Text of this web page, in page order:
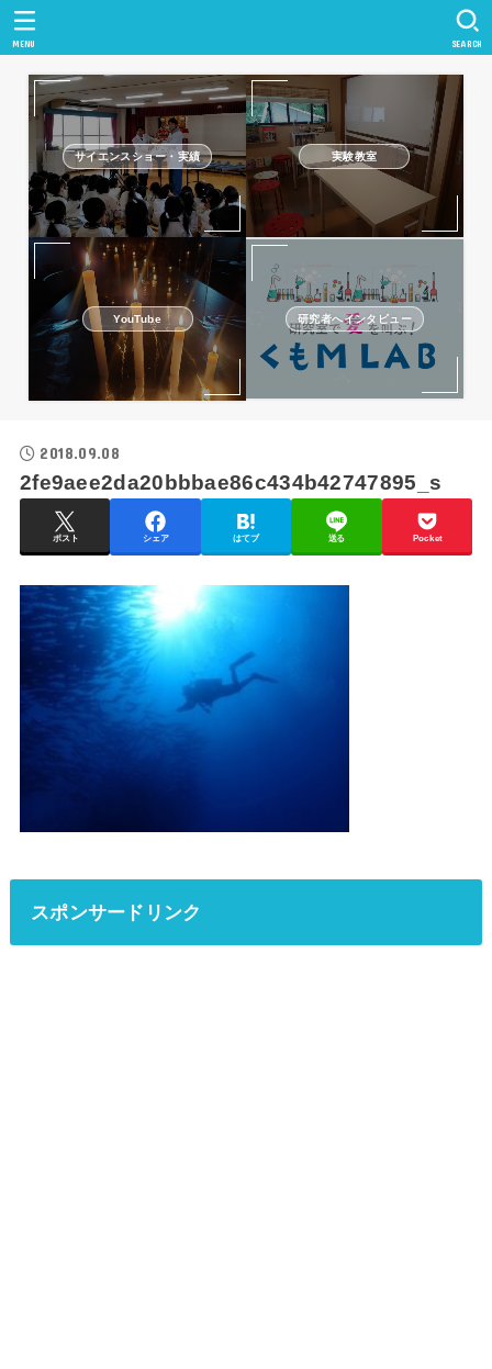
SEARCH
MENU
サイエンスショー・実績 実験教室
YouTube 研究者へインタビュー
2018.09.08
2fe9aee2da20bbbae86c434b42747895_s
ポスト シェア はてブ 送る Pocket
スポンサードリンク